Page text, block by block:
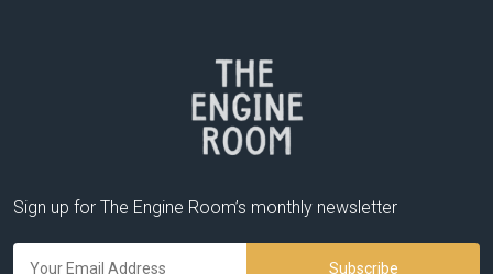
Sign up for The Engine Room’s monthly newsletter